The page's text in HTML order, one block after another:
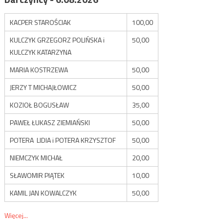
KACPER STAROŚCIAK
100,00
KULCZYK GRZEGORZ POLIŃSKA i
KULCZYK KATARZYNA
50,00
MARIA KOSTRZEWA
50,00
JERZY T MICHAJŁOWICZ
50,00
KOZIOŁ BOGUSŁAW
35,00
PAWEŁ ŁUKASZ ZIEMIAŃSKI
50,00
POTERA LIDIA i POTERA KRZYSZTOF
50,00
NIEMCZYK MICHAŁ
20,00
SŁAWOMIR PIĄTEK
10,00
KAMIL JAN KOWALCZYK
50,00
Więcej...